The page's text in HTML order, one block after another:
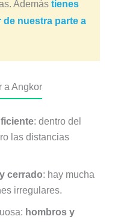
Además tienes
de nuestra parte a
a Angkor
: dentro del
las distancias
cerrado: hay mucha
irregulares.
hombros y